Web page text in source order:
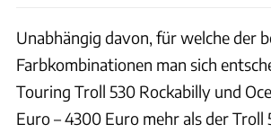
Unabhängig davon, für welche der
Farbkombinationen man sich
Touring Troll 530 Rockabilly und
Euro – 4300 Euro mehr als der Troll